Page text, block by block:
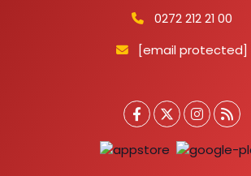
0272 212 21 00
[email protected]